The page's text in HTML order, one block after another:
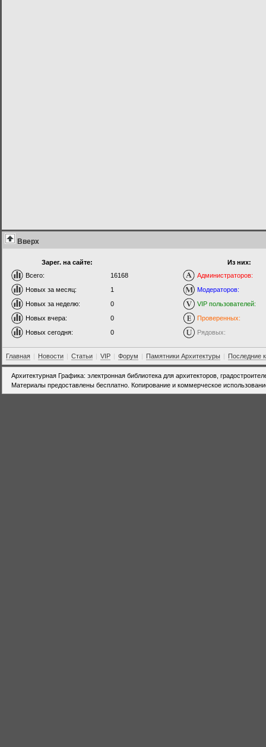
Вверх
Зарег. на сайте:
Всего:
16168
Новых за месяц:
1
Новых за неделю:
0
Новых вчера:
0
Новых сегодня:
0
Из них:
Администраторов:
Модераторов:
VIP пользователей:
Проверенных:
Рядовых:
Главная | Новости | Статьи | VIP | Форум | Памятники Архитектуры | Последние
Архитектурная Графика: электронная библиотека для архитекторов,
Материалы предоставлены бесплатно. Копирование и коммерческое